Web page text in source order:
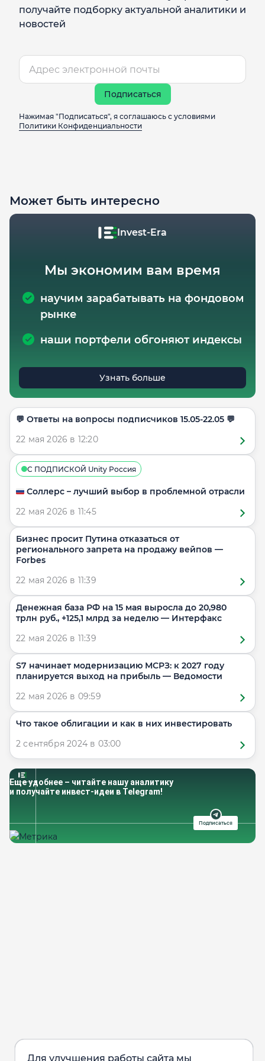
Для улучшения работы сайта мы
получайте подборку актуальной аналитики и
новостей
Подписаться
Нажимая "Подписаться", я соглашаюсь с условиями
Политики Конфиденциальности
Может быть интересно
Invest-Era
Мы экономим вам время
научим зарабатывать на фондовом
рынке
наши портфели обгоняют индексы
Узнать больше
​​💬 Ответы на вопросы подписчиков 15.05-22.05 💬
22 мая 2026 в 12:20
С ПОДПИСКОЙ Unity Россия
🇷🇺 Соллерс – лучший выбор в проблемной отрасли
22 мая 2026 в 11:45
Бизнес просит Путина отказаться от
регионального запрета на продажу вейпов —
Forbes
22 мая 2026 в 11:39
Денежная база РФ на 15 мая выросла до 20,980
трлн руб., +125,1 млрд за неделю — Интерфакс
22 мая 2026 в 11:39
S7 начинает модернизацию МСРЗ: к 2027 году
планируется выход на прибыль — Ведомости
22 мая 2026 в 09:59
Что такое облигации и как в них инвестировать
2 сентября 2024 в 03:00
Еще удобнее – читайте нашу аналитику
и получайте инвест-идеи в Telegram!
Подписаться